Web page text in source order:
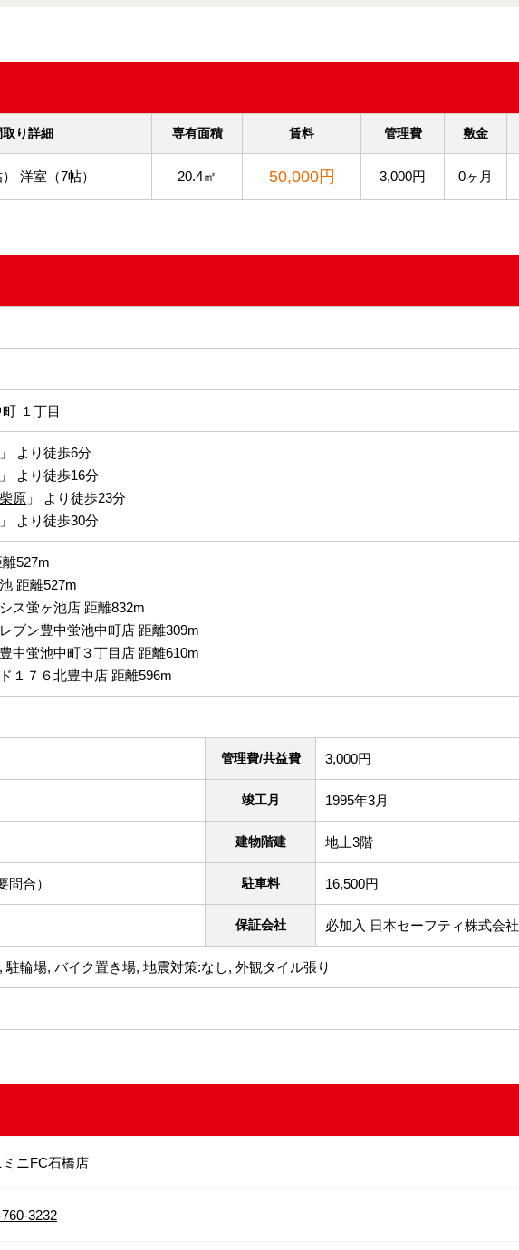
取り詳細 専有面積 賃料 管理費 敷金
洋室（7帖） 20.4㎡ 50,000円 3,000円 0ヶ月
１丁目
」 より徒歩6分
」 より徒歩16分
柴原 」 より徒歩23分
」 より徒歩30分
527m
距離527m
ス蛍ヶ池店 距離832m
ブン豊中蛍池中町店 距離309m
中蛍池中町３丁目店 距離610m
１７６北豊中店 距離596m
管理費/共益費 3,000円
竣工月 1995年3月
建物階建 地上3階
合） 駐車料 16,500円
保証会社 必加入 日本セーフティ株式会社
駐輪場, バイク置き場, 地震対策:なし, 外観タイル張り
ミニFC石橋店
3232